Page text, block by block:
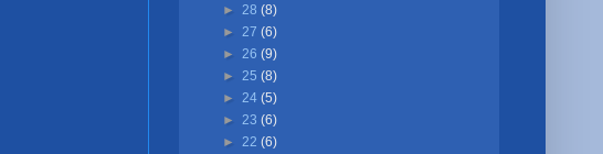
► 28 (8)
► 27 (6)
► 26 (9)
► 25 (8)
► 24 (5)
► 23 (6)
► 22 (6)